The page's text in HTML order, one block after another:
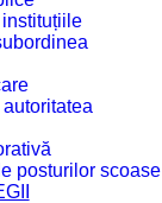
posturilor